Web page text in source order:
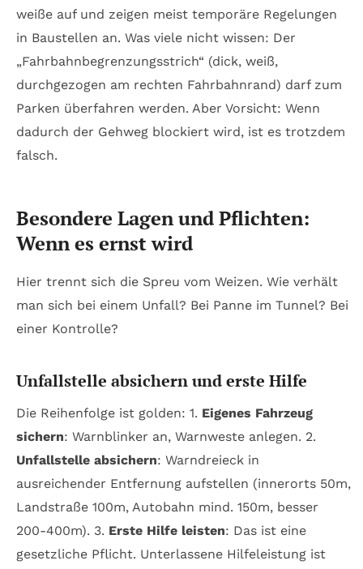
weiße auf und zeigen meist temporäre Regelungen
in Baustellen an. Was viele nicht wissen: Der
„Fahrbahnbegrenzungsstrich“ (dick, weiß,
durchgezogen am rechten Fahrbahnrand) darf zum
Parken überfahren werden. Aber Vorsicht: Wenn
dadurch der Gehweg blockiert wird, ist es trotzdem
falsch.
Besondere Lagen und Pflichten:
Wenn es ernst wird
Hier trennt sich die Spreu vom Weizen. Wie verhält
man sich bei einem Unfall? Bei Panne im Tunnel? Bei
einer Kontrolle?
Unfallstelle absichern und erste Hilfe
Die Reihenfolge ist golden: 1. Eigenes Fahrzeug
sichern: Warnblinker an, Warnweste anlegen. 2.
Unfallstelle absichern: Warndreieck in
ausreichender Entfernung aufstellen (innerorts 50m,
Landstraße 100m, Autobahn mind. 150m, besser
200-400m). 3. Erste Hilfe leisten: Das ist eine
gesetzliche Pflicht. Unterlassene Hilfeleistung ist